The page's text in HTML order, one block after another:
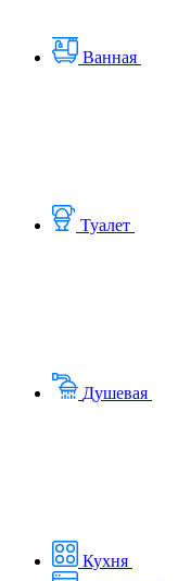
Ванная
Туалет
Душевая
Кухня